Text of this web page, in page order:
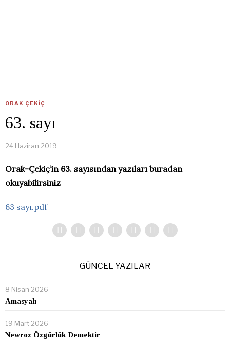
ORAK ÇEKIÇ
63. sayı
24 Haziran 2019
Orak-Çekiç’in 63. sayısından yazıları buradan
okuyabilirsiniz
63 sayı.pdf
GÜNCEL YAZILAR
8 Nisan 2026
Amasyalı
19 Mart 2026
Newroz Özgürlük Demektir